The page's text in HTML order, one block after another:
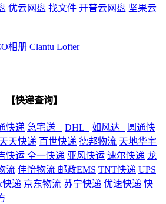
优云网盘 找文件 开普云网盘 坚果云
相册 Clantu Lofter
【快递查询】
快递 急宅送 DHL 如风达
圆通快
天天快递 百世快递 德邦物流 天地华宇
快运 全一快递 亚风快运 速尔快递 龙
流 佳怡物流 邮政EMS TNT快递 UPS
快递 京东物流 苏宁快递 优速快递 快